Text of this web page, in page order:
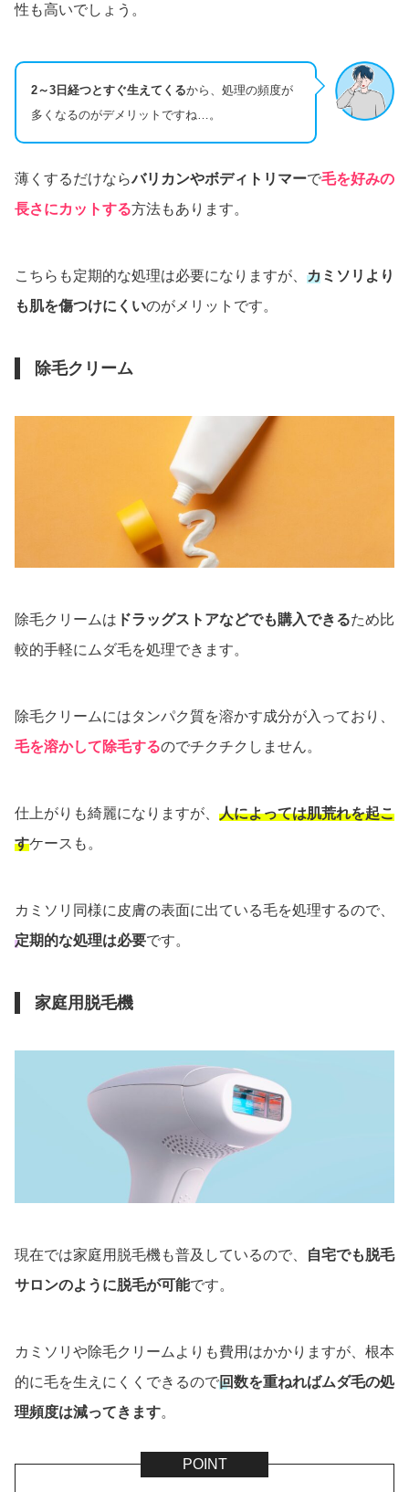
性も高いでしょう。
2～3日経つとすぐ生えてくるから、処理の頻度が
多くなるのがデメリットですね…。
薄くするだけならバリカンやボディトリマーで毛を好みの
長さにカットする方法もあります。
こちらも定期的な処理は必要になりますが、 カミソリより
も肌を傷つけにくいのがメリットです。
除毛クリーム
除毛クリームは ドラッグストアなどでも購入できるため比
較的手軽にムダ毛を処理できます。
除毛クリームにはタンパク質を溶かす成分が入っており、
毛を溶かして除毛するのでチクチクしません。
仕上がりも綺麗になりますが、 人によっては肌荒れを起こ
すケースも。
カミソリ同様に皮膚の表面に出ている毛を処理するので、
定期的な処理は必要です。
家庭用脱毛機
現在では家庭用脱毛機も普及しているので、
自宅でも脱毛
サロンのように脱毛が可能です。
カミソリや除毛クリームよりも費用はかかりますが、根本
的に毛を生えにくくできるので回数を重ねればムダ毛の処
理頻度は減ってきます。